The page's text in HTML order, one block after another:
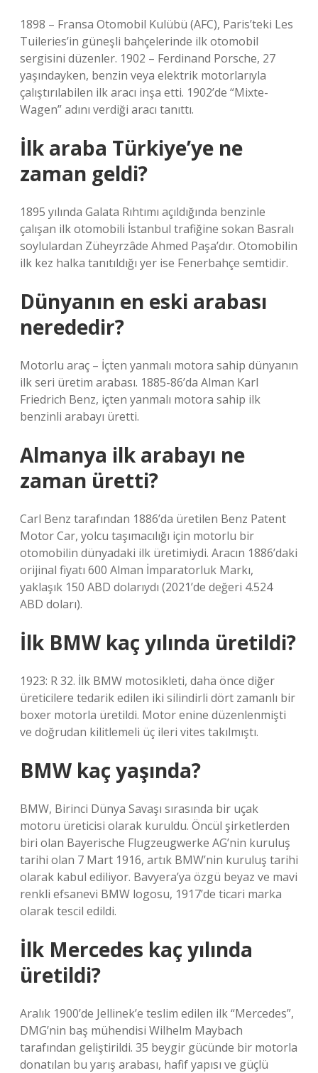
1898 – Fransa Otomobil Kulübü (AFC), Paris’teki Les
Tuileries’in güneşli bahçelerinde ilk otomobil
sergisini düzenler. 1902 – Ferdinand Porsche, 27
yaşındayken, benzin veya elektrik motorlarıyla
çalıştırılabilen ilk aracı inşa etti. 1902’de “Mixte-
Wagen” adını verdiği aracı tanıttı.
İlk araba Türkiye’ye ne
zaman geldi?
1895 yılında Galata Rıhtımı açıldığında benzinle
çalışan ilk otomobili İstanbul trafiğine sokan Basralı
soylulardan Züheyrzâde Ahmed Paşa’dır. Otomobilin
ilk kez halka tanıtıldığı yer ise Fenerbahçe semtidir.
Dünyanın en eski arabası
nerededir?
Motorlu araç – İçten yanmalı motora sahip dünyanın
ilk seri üretim arabası. 1885-86’da Alman Karl
Friedrich Benz, içten yanmalı motora sahip ilk
benzinli arabayı üretti.
Almanya ilk arabayı ne
zaman üretti?
Carl Benz tarafından 1886’da üretilen Benz Patent
Motor Car, yolcu taşımacılığı için motorlu bir
otomobilin dünyadaki ilk üretimiydi. Aracın 1886’daki
orijinal fiyatı 600 Alman İmparatorluk Markı,
yaklaşık 150 ABD dolarıydı (2021’de değeri 4.524
ABD doları).
İlk BMW kaç yılında üretildi?
1923: R 32. İlk BMW motosikleti, daha önce diğer
üreticilere tedarik edilen iki silindirli dört zamanlı bir
boxer motorla üretildi. Motor enine düzenlenmişti
ve doğrudan kilitlemeli üç ileri vites takılmıştı.
BMW kaç yaşında?
BMW, Birinci Dünya Savaşı sırasında bir uçak
motoru üreticisi olarak kuruldu. Öncül şirketlerden
biri olan Bayerische Flugzeugwerke AG’nin kuruluş
tarihi olan 7 Mart 1916, artık BMW’nin kuruluş tarihi
olarak kabul ediliyor. Bavyera’ya özgü beyaz ve mavi
renkli efsanevi BMW logosu, 1917’de ticari marka
olarak tescil edildi.
İlk Mercedes kaç yılında
üretildi?
Aralık 1900’de Jellinek’e teslim edilen ilk “Mercedes”,
DMG’nin baş mühendisi Wilhelm Maybach
tarafından geliştirildi. 35 beygir gücünde bir motorla
donatılan bu yarış arabası, hafif yapısı ve güçlü